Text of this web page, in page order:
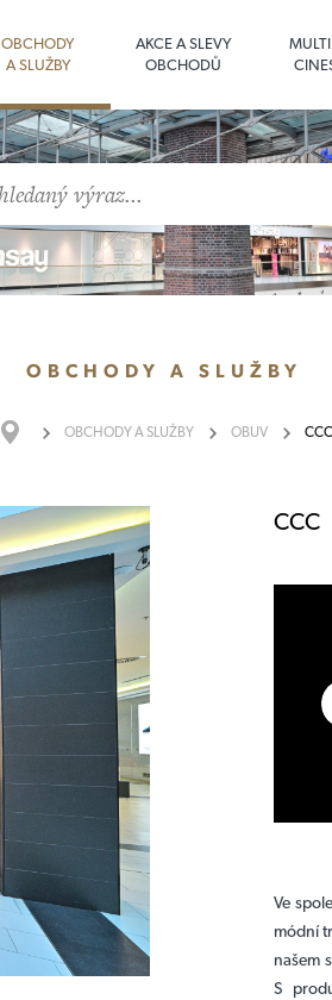
OBCHODY
A SLUŽBY
AKCE A SLEVY
OBCHODŮ
OBCHODY A SLUŽBY
OBCHODYA SLUŽBY OBUV CCC
CCC
Ve
módní
našem
S